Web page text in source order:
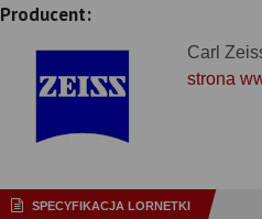
Producent:
Carl
strona
SPECYFIKACJA LORNETKI